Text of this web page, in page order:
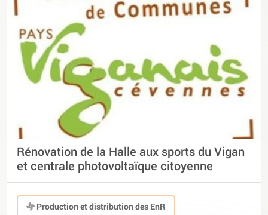
Rénovation de la Halle aux sports du Vigan
et centrale photovoltaïque citoyenne
Production et distribution des EnR